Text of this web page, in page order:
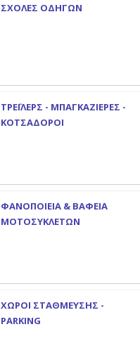
ΣΧΟΛΕΣ ΟΔΗΓΩΝ
ΤΡΕΪΛΕΡΣ - ΜΠΑΓΚΑΖΙΕΡΕΣ -
ΚΟΤΣΑΔΟΡΟΙ
ΦΑΝΟΠΟΙΕΙΑ & ΒΑΦΕΙΑ
ΜΟΤΟΣΥΚΛΕΤΩΝ
ΧΩΡΟΙ ΣΤΑΘΜΕΥΣΗΣ -
PARKING